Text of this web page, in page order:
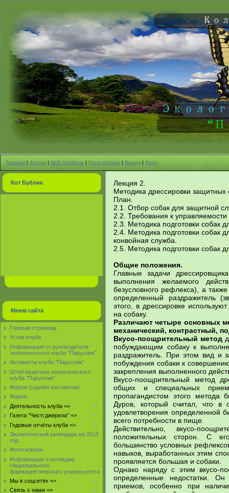
Главная | Форум | Мой профиль | Регистрация | Выход | Вход
Кот Бублик
Меню сайта
Главная страница
Устав клуба
Информация от руководителя
экологического клуба "Парусник"
Активисты клуба "Парусник"
Штаб-квартира экологического
клуба "Парусник".
Форум (удалён хостингом)
Форум
Деятельность клуба =>
Газета "Чисті джерела" =>
Годовые отчёты клуба =>
Экологический календарь на 2013
год.
Фотогалереи
Информация о колледже
Национального
фармацевтического университета
Мы в соцсетях =>
Связь с нами =>
Лекция 2.
Методика дрессировки защитных
План.
2.1. Отбор собак для защитной
2.2. Требования к
2.3. Методика подготовки собак
2.4. Методика подготовки собак
конвойная служба.
2.5. Методика подготовки собак
Общие положения.
Главные задачи
выполнения желаемого
безусловного рефлекса), а
определенный раздражитель
этого, в дрессировке
на собаку.
Различают четыре основных
механический, контрастный,
Вкусо-поощрительный метод
побуждающим собаку к
раздражитель. При этом вид и
побуждения собаки к
закрепления выполненного
Вкусо-поощрительный метод
общих и специальных
пропагандистом этого метода
Дуров, который считал, что в
удовлетворения определенной
всего потребности в пище.
Действительно, вкусо-
положительных сторон. С
большинство условных
навыков, выработанных этим
проявляется большая и собаки.
Однако наряду с этим вкусо-
определенные недостатки. Он
приемов, особенно при